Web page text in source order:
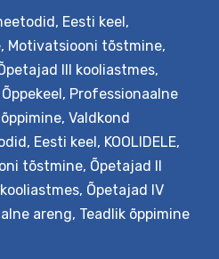
audiovisuaaltekste ehk
Filmiõpe võimaldab
õppeainete õppetegevust,
kasutada filmi- ja
eneseväljenduseks ja palju
, Eesti keel,
, Motivatsiooni tõstmine,
III kooliastmes,
Õppekeel, Professionaalne
, Valdkond
, Eesti keel, KOOLIDELE,
tõstmine, Õpetajad II
, Õpetajad IV
areng, Teadlik õppimine